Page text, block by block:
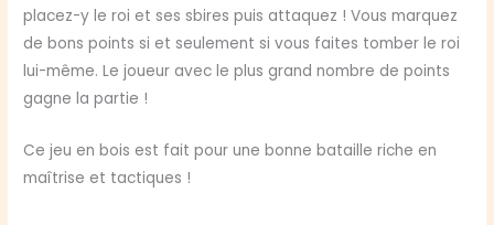
placez-y le roi et ses sbires puis attaquez ! Vous marquez
de bons points si et seulement si vous faites tomber le roi
lui-même. Le joueur avec le plus grand nombre de points
gagne la partie !
Ce jeu en bois est fait pour une bonne bataille riche en
maîtrise et tactiques !